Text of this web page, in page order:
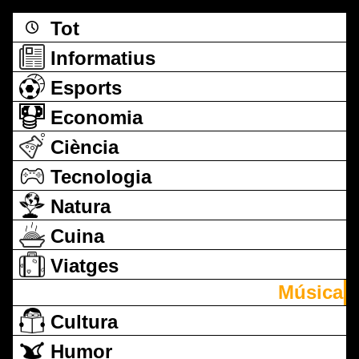
Tot
Informatius
Esports
Economia
Ciència
Tecnologia
Natura
Cuina
Viatges
Música
Cultura
Humor